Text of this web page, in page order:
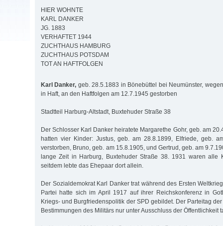
HIER WOHNTE
KARL DANKER
JG. 1883
VERHAFTET 1944
ZUCHTHAUS HAMBURG
ZUCHTHAUS POTSDAM
TOT AN HAFTFOLGEN
Karl Danker, geb. 28.5.1883 in Bönebüttel bei Neumünster,
in Haft, an den Haftfolgen am 12.7.1945 gestorben
Stadtteil Harburg-Altstadt, Buxtehuder Straße 38
Der Schlosser Karl Danker heiratete Margarethe Gohr, geb. am
hatten vier Kinder: Justus, geb. am 28.8.1899, Elfriede, geb.
verstorben, Bruno, geb. am 15.8.1905, und Gertrud, geb. am
lange Zeit in Harburg, Buxtehuder Straße 38. 1931 waren alle
seitdem lebte das Ehepaar dort allein.
Der Sozialdemokrat Karl Danker trat während des Ersten
Partei hatte sich im April 1917 auf ihrer Reichskonferenz in
Kriegs- und Burgfriedenspolitik der SPD gebildet. Der Parteitag
Bestimmungen des Militärs nur unter Ausschluss der Öffentlichkeit